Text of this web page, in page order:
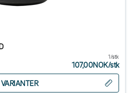
1/stk
107,00NOK/stk
VARIANTER